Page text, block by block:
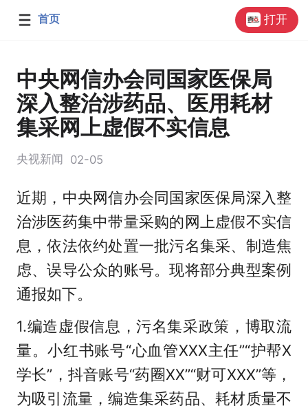
首页 打开
中央网信办会同国家医保局
深入整治涉药品、医用耗材
集采网上虚假不实信息
央视新闻 02-05
近期，中央网信办会同国家医保局深入整
治涉医药集中带量采购的网上虚假不实信
息，依法依约处置一批污名集采、制造焦
虑、误导公众的账号。现将部分典型案例
通报如下。
1.编造虚假信息，污名集采政策，博取流
量。小红书账号“心血管XXX主任”“护帮X
学长”，抖音账号“药圈XX”“财可XXX”等，
为吸引流量，编造集采药品、耗材质量不